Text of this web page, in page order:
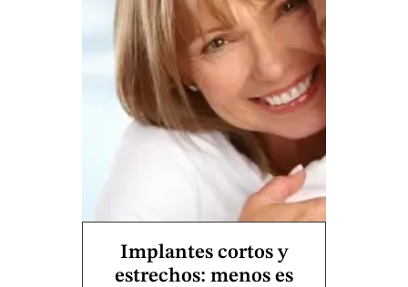
Implantes cortos y
estrechos: menos es